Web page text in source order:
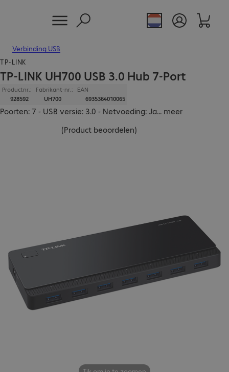
Verbinding USB
TP-LINK
TP-LINK UH700 USB 3.0 Hub 7-Port
Productnr.:
928592
Fabrikant-nr.:
UH700
EAN
6935364010065
Poorten: 7 - USB versie: 3.0 - Netvoeding: Ja... meer
(Product beoordelen)